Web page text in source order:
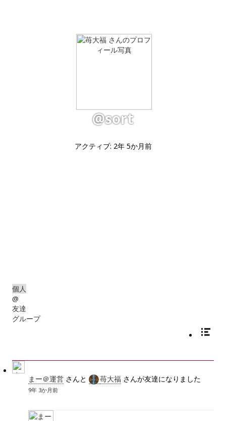
@sort
アクティブ: 2年 5か月前
個人
@
友達
グループ
まー＠運営 さんと 苺大福 さんが友達になりました
9年 3か月前